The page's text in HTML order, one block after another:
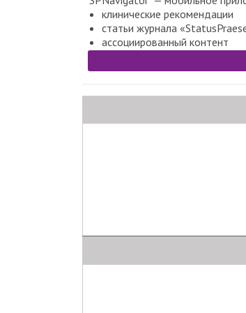
клинические рекомендации
статьи журнала
ассоциированный контент